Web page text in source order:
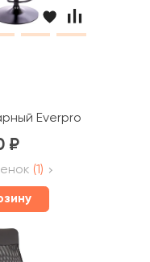
ЛБ / Mars LB
Everprof Флэш /
(1)